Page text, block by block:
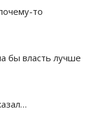
то
бы власть лучше